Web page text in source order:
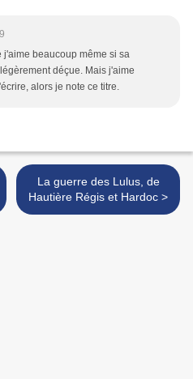
j'aime beaucoup même si sa
déçue. Mais j'aime
alors je note ce titre.
La guerre des Lulus, de
Hautière Régis et Hardoc >